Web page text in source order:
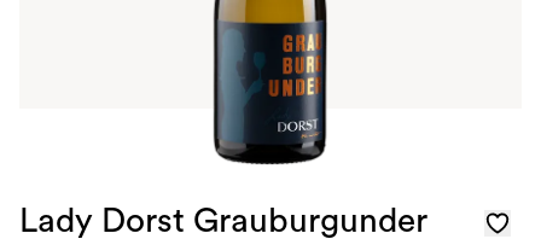
Lady Dorst Grauburgunder